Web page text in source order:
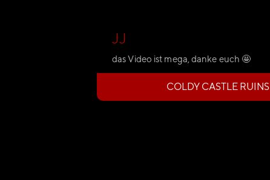
JJ
das Video ist mega, danke euch 🤩
COLDY CASTLE RUINS